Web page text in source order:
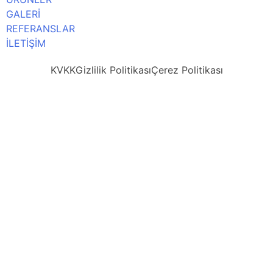
GALERİ
REFERANSLAR
İLETİŞİM
KVKKGizlilik PolitikasıÇerez Politikası